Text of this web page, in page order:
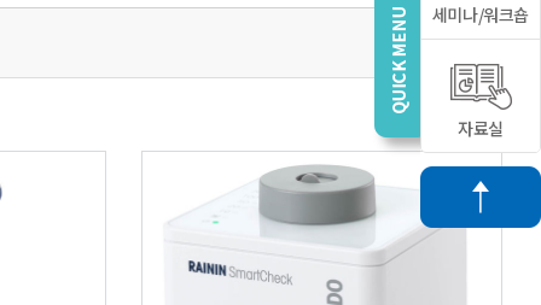
세미나/워크숍
자료실